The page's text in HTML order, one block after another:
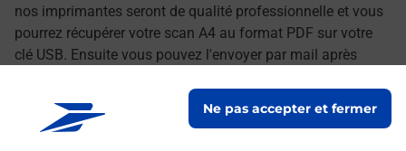
Ne pas accepter et fermer
nos imprimantes seront de qualité professionnelle et vous
pourrez récupérer votre scan A4 au format PDF sur votre
clé USB. Ensuite vous pouvez l'envoyer par mail après
Le lien s'ouvre dans un nouvel onglet